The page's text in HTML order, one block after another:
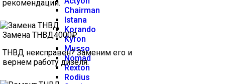
Chairman
Istana
Korando
Kyron
Musso
Nomad
Rexton
Rodius
рекомендации.
Замена ТНВД4000₽
ТНВД неисправен? Заменим его и
вернем работу дизеля.